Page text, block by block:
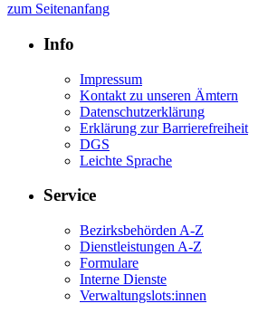
zum Seitenanfang
Info
Impressum
Kontakt zu unseren Ämtern
Datenschutzerklärung
Erklärung zur Barrierefreiheit
DGS
Leichte Sprache
Service
Bezirksbehörden A-Z
Dienstleistungen A-Z
Formulare
Interne Dienste
Verwaltungslots:innen